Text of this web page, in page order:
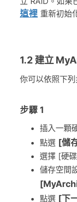
這裡 重新初始
1.2 建立
你可以依照下
步驟 1
插入一顆
點選 [儲
選擇 [硬
儲存空間
點選 [下